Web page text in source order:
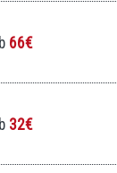
66€
32€